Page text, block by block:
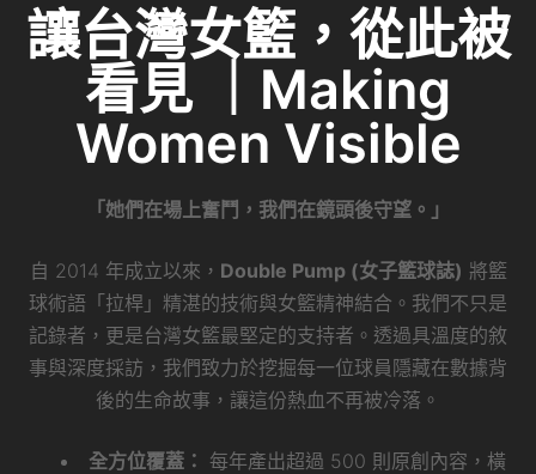
讓台灣女籃，從此被
看見 ｜Making
Women Visible
「她們在場上奮鬥，我們在鏡頭後守望。」
自 2014 年成立以來， Double Pump (女子籃球誌) 將籃
球術語「拉桿」精湛的技術與女籃精神結合。我們不只是
記錄者，更是台灣女籃最堅定的支持者。透過具溫度的敘
事與深度採訪，我們致力於挖掘每一位球員隱藏在數據背
後的生命故事，讓這份熱血不再被冷落。
全方位覆蓋： 每年產出超過 500 則原創內容，橫